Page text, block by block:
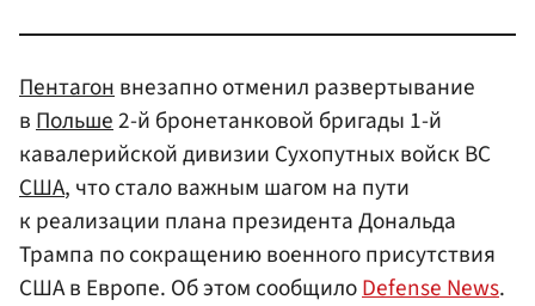
Пентагонвнезапно отменил развертывание
вПольше2-й бронетанковой бригады 1-й
кавалерийской дивизии Сухопутных войск ВС
США, что стало важным шагом на пути
к реализации плана президента Дональда
Трампа по сокращению военного присутствия
США в Европе. Об этом сообщилоDefense News.